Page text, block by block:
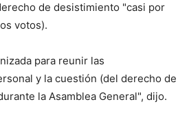
de desistimiento "casi por
votos).
para reunir las
y la cuestión (del derecho de
la Asamblea General", dijo.